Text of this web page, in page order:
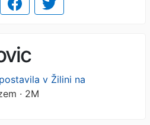
v Žilini na
· 2M